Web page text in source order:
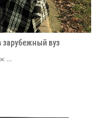
зарубежный вуз
...